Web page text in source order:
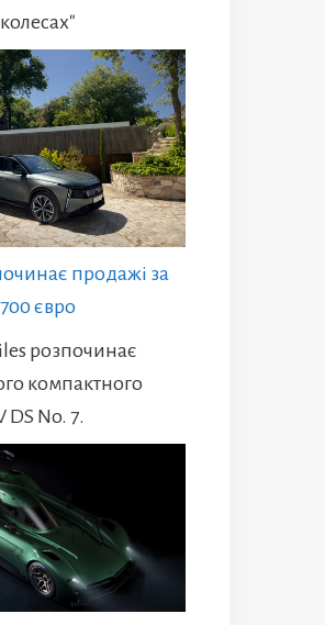
продажі за
євро
розпочинає
компактного
DS No. 7.